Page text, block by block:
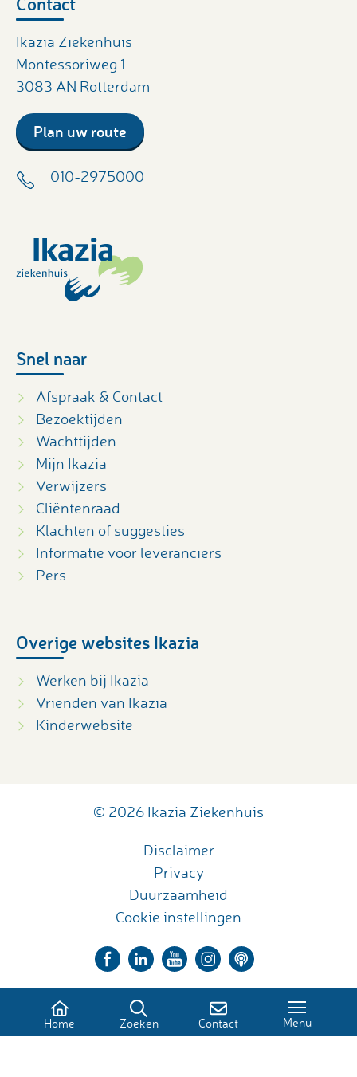
Ikazia Ziekenhuis
Montessoriweg 1
3083 AN Rotterdam
Plan uw route
010-2975000
Snel naar
Afspraak & Contact
Bezoektijden
Wachttijden
Mijn Ikazia
Verwijzers
Cliëntenraad
Klachten of suggesties
Informatie voor leveranciers
Pers
Overige websites Ikazia
Werken bij Ikazia
Vrienden van Ikazia
Kinderwebsite
© 2026 Ikazia Ziekenhuis
Disclaimer
Privacy
Duurzaamheid
Cookie instellingen
Home Zoeken Contact Menu